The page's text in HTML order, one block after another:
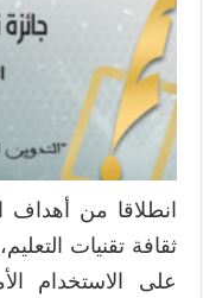
انطلاقا من أهداف
ثقافة تقنيات
على الاستخدام